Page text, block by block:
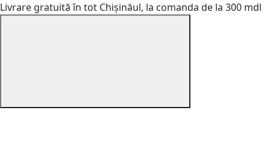
Livrare gratuită în tot Chișinăul, la comanda de la 300 mdl